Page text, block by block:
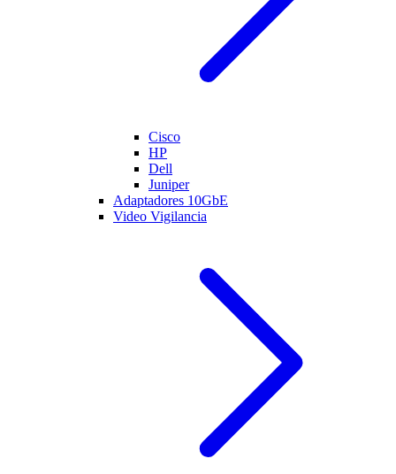
Cisco
HP
Dell
Juniper
Adaptadores 10GbE
Video Vigilancia